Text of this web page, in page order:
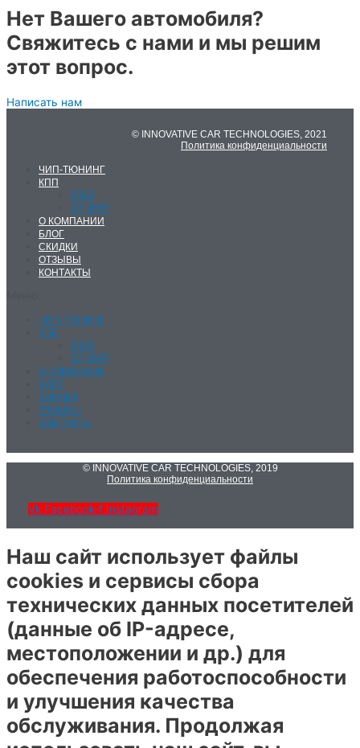
Нет Вашего автомобиля?
Свяжитесь с нами и мы решим
этот вопрос.
Написать нам
© INNOVATIVE CAR TECHNOLOGIES, 2021
Политика конфиденциальности
ЧИП-ТЮНИНГ
КПП
DSG
ZF 8HP
О КОМПАНИИ
БЛОГ
СКИДКИ
ОТЗЫВЫ
КОНТАКТЫ
ЧИП-ТЮНИНГ
КПП
DSG
ZF 8HP
О КОМПАНИИ
БЛОГ
СКИДКИ
ОТЗЫВЫ
КОНТАКТЫ
© INNOVATIVE CAR TECHNOLOGIES, 2019
Политика конфиденциальности
Vk Facebook-f Instagram
Наш сайт использует файлы
cookies и сервисы сбора
технических данных посетителей
(данные об IP-адресе,
местоположении и др.) для
обеспечения работоспособности
и улучшения качества
обслуживания. Продолжая